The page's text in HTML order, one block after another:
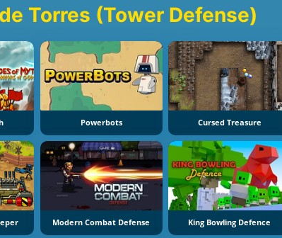
Torres (Tower Defense)
Powerbots Cursed Treasure
Modern Combat Defense King Bowling Defence